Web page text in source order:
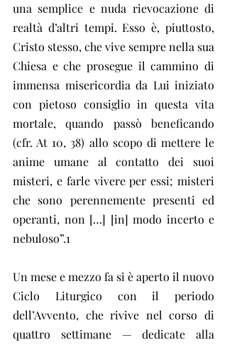
una semplice e nuda rievocazione di
realtà d’altri tempi. Esso è, piuttosto,
Cristo stesso, che vive sempre nella sua
Chiesa e che prosegue il cammino di
immensa misericordia da Lui iniziato
con pietoso consiglio in questa vita
mortale, quando passò beneficando
(cfr. At 10, 38) allo scopo di mettere le
anime umane al contatto dei suoi
misteri, e farle vivere per essi; misteri
che sono perennemente presenti ed
operanti, non […] [in] modo incerto e
nebuloso”.1
Un mese e mezzo fa si è aperto il nuovo
Ciclo Liturgico con il periodo
dell’Avvento, che rivive nel corso di
quattro settimane — dedicate alla